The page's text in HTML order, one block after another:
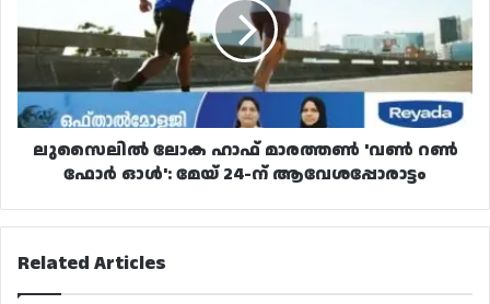
'വൺ
റൺ
ഫോർ
ഓൾ':
മേയ്
24-ലുസൈലിൽ ലോക ഹാഫ് മാരത്തൺ 'വൺ റൺ
ഫോർ ഓൾ': മേയ് 24-ന് ആവേശപ്പോരാട്ടം
Related Articles